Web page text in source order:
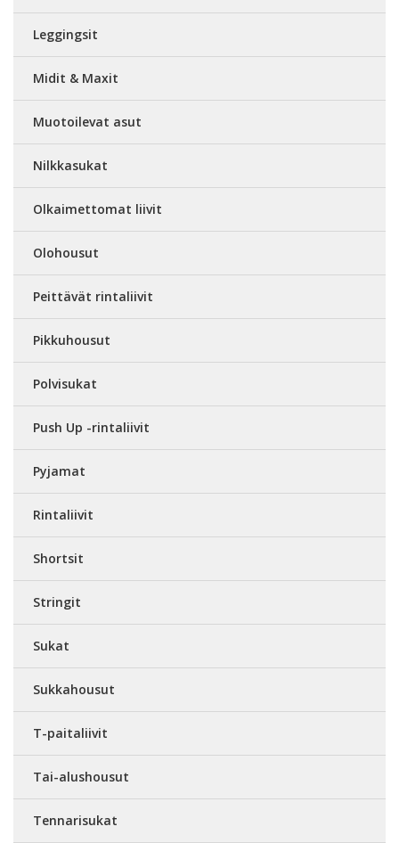
Leggingsit
Midit & Maxit
Muotoilevat asut
Nilkkasukat
Olkaimettomat liivit
Olohousut
Peittävät rintaliivit
Pikkuhousut
Polvisukat
Push Up -rintaliivit
Pyjamat
Rintaliivit
Shortsit
Stringit
Sukat
Sukkahousut
T-paitaliivit
Tai-alushousut
Tennarisukat